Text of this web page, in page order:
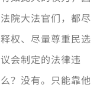
院大法官们，都尽
权、尽量尊重民选
会制定的法律违
？没有。只能靠他